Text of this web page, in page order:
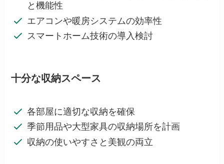
と機能性
エアコンや暖房システムの効率性
スマートホーム技術の導入検討
十分な収納スペース
各部屋に適切な収納を確保
季節用品や大型家具の収納場所を計画
収納の使いやすさと美観の両立